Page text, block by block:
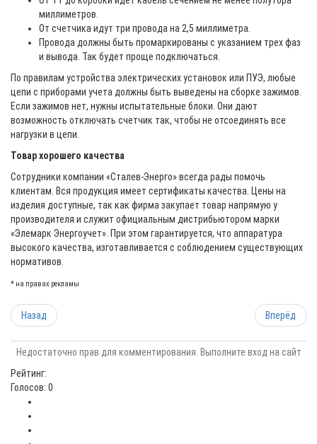
миллиметров.
От счетчика идут три провода на 2,5 миллиметра.
Провода должны быть промаркированы с указанием трех фаз
и вывода. Так будет проще подключаться.
По правилам устройства электрических установок или ПУЭ, любые
цепи с приборами учета должны быть выведены на сборке зажимов.
Если зажимов нет, нужны испытательные блоки. Они дают
возможность отключать счетчик так, чтобы не отсоединять все
нагрузки в цепи.
Товар хорошего качества
Сотрудники компании «Сталев-Энерго» всегда рады помочь
клиентам. Вся продукция имеет сертификаты качества. Цены на
изделия доступные, так как фирма закупает товар напрямую у
производителя и служит официальным дистрибьютором марки
«Элемарк Энергоучет». При этом гарантируется, что аппаратура
высокого качества, изготавливается с соблюдением существующих
нормативов.
* на правах рекламы
Назад Вперёд
Недостаточно прав для комментирования. Выполните вход на сайт
Рейтинг:
Голосов: 0